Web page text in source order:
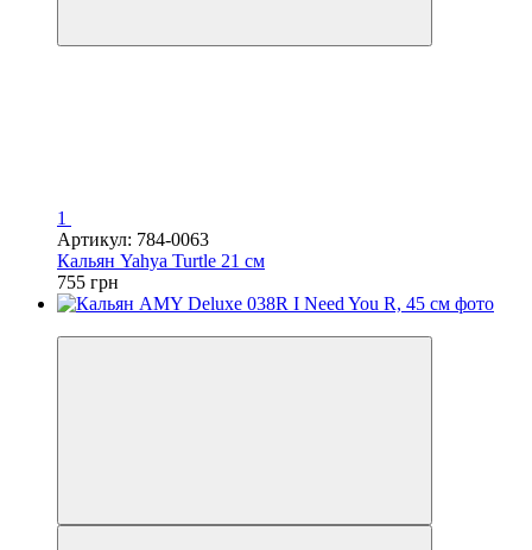
1
Артикул: 784-0063
Кальян Yahya Turtle 21 см
755 грн